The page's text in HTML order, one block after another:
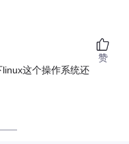
这个操作系统还
赞